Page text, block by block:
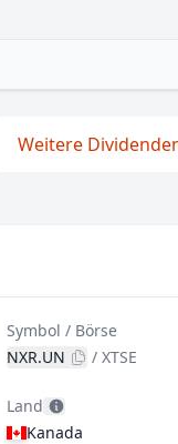
Weitere
Symbol / Börse
NXR.UN
/XTSE
Land
Kanada